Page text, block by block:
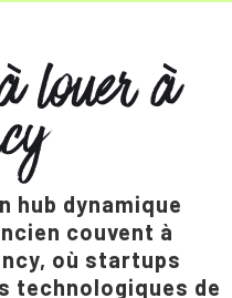
louer à
hub dynamique
couvent à
où startups
technologiques de